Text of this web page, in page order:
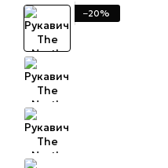
−20%